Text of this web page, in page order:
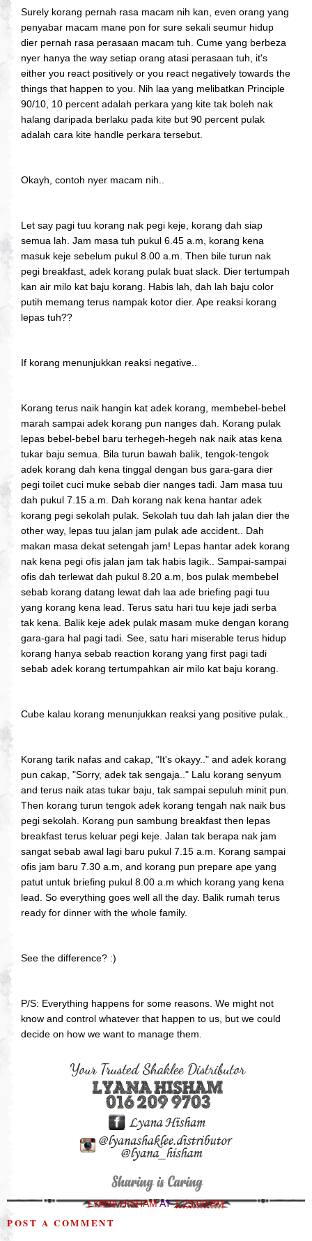
Surely korang pernah rasa macam nih kan, even orang yang
penyabar macam mane pon for sure sekali seumur hidup
dier pernah rasa perasaan macam tuh. Cume yang berbeza
nyer hanya the way setiap orang atasi perasaan tuh, it's
either you react positively or you react negatively towards the
things that happen to you. Nih laa yang melibatkan Principle
90/10, 10 percent adalah perkara yang kite tak boleh nak
halang daripada berlaku pada kite but 90 percent pulak
adalah cara kite handle perkara tersebut.
Okayh, contoh nyer macam nih..
Let say pagi tuu korang nak pegi keje, korang dah siap
semua lah. Jam masa tuh pukul 6.45 a.m, korang kena
masuk keje sebelum pukul 8.00 a.m. Then bile turun nak
pegi breakfast, adek korang pulak buat slack. Dier tertumpah
kan air milo kat baju korang. Habis lah, dah lah baju color
putih memang terus nampak kotor dier. Ape reaksi korang
lepas tuh??
If korang menunjukkan reaksi negative..
Korang terus naik hangin kat adek korang, membebel-bebel
marah sampai adek korang pun nanges dah. Korang pulak
lepas bebel-bebel baru terhegeh-hegeh nak naik atas kena
tukar baju semua. Bila turun bawah balik, tengok-tengok
adek korang dah kena tinggal dengan bus gara-gara dier
pegi toilet cuci muke sebab dier nanges tadi. Jam masa tuu
dah pukul 7.15 a.m. Dah korang nak kena hantar adek
korang pegi sekolah pulak. Sekolah tuu dah lah jalan dier the
other way, lepas tuu jalan jam pulak ade accident.. Dah
makan masa dekat setengah jam! Lepas hantar adek korang
nak kena pegi ofis jalan jam tak habis lagik.. Sampai-sampai
ofis dah terlewat dah pukul 8.20 a.m, bos pulak membebel
sebab korang datang lewat dah laa ade briefing pagi tuu
yang korang kena lead. Terus satu hari tuu keje jadi serba
tak kena. Balik keje adek pulak masam muke dengan korang
gara-gara hal pagi tadi. See, satu hari miserable terus hidup
korang hanya sebab reaction korang yang first pagi tadi
sebab adek korang tertumpahkan air milo kat baju korang.
Cube kalau korang menunjukkan reaksi yang positive pulak..
Korang tarik nafas and cakap, "It's okayy.." and adek korang
pun cakap, "Sorry, adek tak sengaja.." Lalu korang senyum
and terus naik atas tukar baju, tak sampai sepuluh minit pun.
Then korang turun tengok adek korang tengah nak naik bus
pegi sekolah. Korang pun sambung breakfast then lepas
breakfast terus keluar pegi keje. Jalan tak berapa nak jam
sangat sebab awal lagi baru pukul 7.15 a.m. Korang sampai
ofis jam baru 7.30 a.m, and korang pun prepare ape yang
patut untuk briefing pukul 8.00 a.m which korang yang kena
lead. So everything goes well all the day. Balik rumah terus
ready for dinner with the whole family.
See the difference? :)
P/S: Everything happens for some reasons. We might not
know and control whatever that happen to us, but we could
decide on how we want to manage them.
LYANA HISHAMAT1:29:00 PM
POST A COMMENT